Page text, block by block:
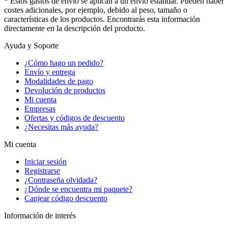
costes adicionales, por ejemplo, debido al peso, tamaño o
características de los productos. Encontrarás esta información
directamente en la descripción del producto.
Ayuda y Soporte
¿Cómo hago un pedido?
Envío y entrega
Modalidades de pago
Devolución de productos
Mi cuenta
Empresas
Ofertas y códigos de descuento
¿Necesitas más ayuda?
Mi cuenta
Iniciar sesión
Registrarse
¿Contraseña olvidada?
¿Dónde se encuentra mi paquete?
Canjear código descuento
Información de interés